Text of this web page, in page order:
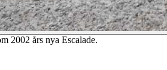
2002 års nya Escalade.